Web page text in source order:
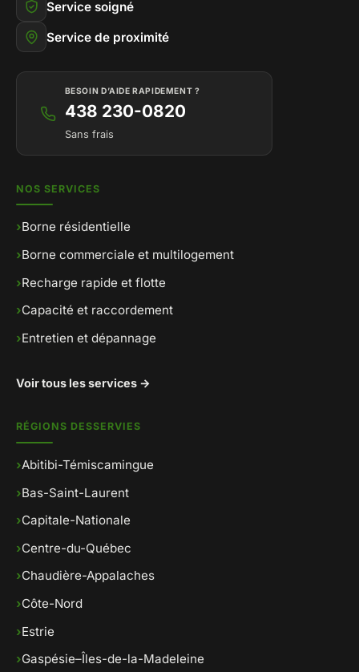
Service soigné
Service de proximité
BESOIN D’AIDE RAPIDEMENT ?
438 230-0820
Sans frais
NOS SERVICES
›Borne résidentielle
›Borne commerciale et multilogement
›Recharge rapide et flotte
›Capacité et raccordement
›Entretien et dépannage
Voir tous les services →
RÉGIONS DESSERVIES
›Abitibi-Témiscamingue
›Bas-Saint-Laurent
›Capitale-Nationale
›Centre-du-Québec
›Chaudière-Appalaches
›Côte-Nord
›Estrie
›Gaspésie–Îles-de-la-Madeleine